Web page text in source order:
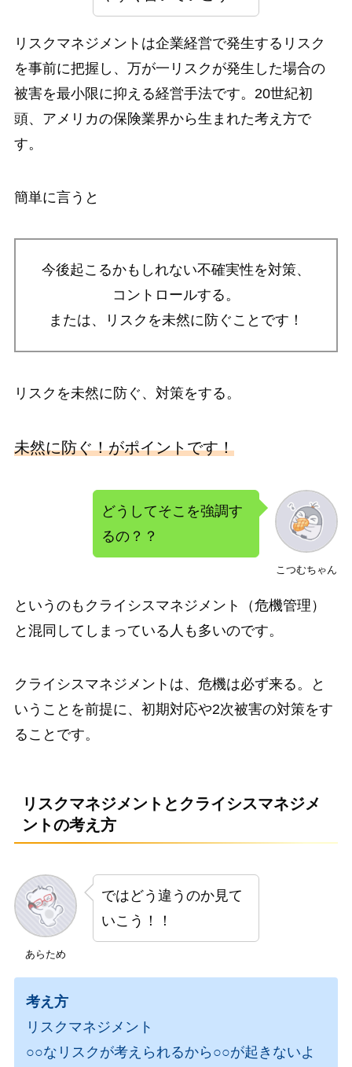
リスクマネジメントは企業経営で発生するリスク
を事前に把握し、万が一リスクが発生した場合の
被害を最小限に抑える経営手法です。20世紀初
頭、アメリカの保険業界から生まれた考え方で
す。
簡単に言うと
今後起こるかもしれない不確実性を対策、
コントロールする。
または、リスクを未然に防ぐことです！
リスクを未然に防ぐ、対策をする。
未然に防ぐ！がポイントです！
こつむちゃん
どうしてそこを強調す
るの？？
というのも クライシスマネジメント（危機管理）
と混同してしまっている人も多いのです。
クライシスマネジメントは、危機は必ず来る。と
いうことを前提に、初期対応や2次被害の対策をす
ることです。
リスクマネジメントとクライシスマネジメ
ントの考え方
あらため
ではどう違うのか見て
いこう！！
考え方
リスクマネジメント
○○なリスクが考えられるから○○が起きないよ